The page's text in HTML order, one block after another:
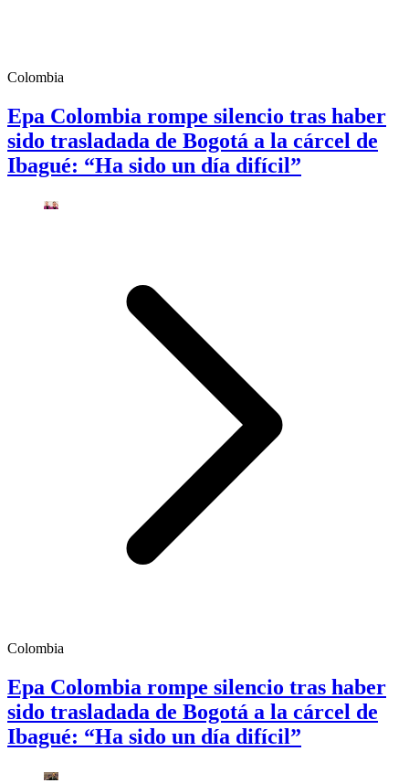
Colombia
Epa Colombia rompe silencio tras haber
sido trasladada de Bogotá a la cárcel de
Ibagué: “Ha sido un día difícil”
Colombia
Epa Colombia rompe silencio tras haber
sido trasladada de Bogotá a la cárcel de
Ibagué: “Ha sido un día difícil”